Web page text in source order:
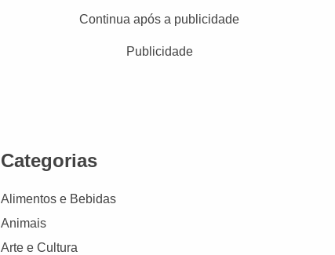
Continua após a publicidade
Publicidade
Categorias
Alimentos e Bebidas
Animais
Arte e Cultura